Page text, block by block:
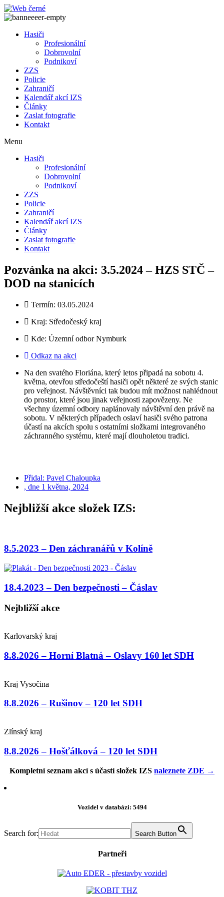
Přejít
k
Hasiči
Profesionální
Dobrovolní
Podnikoví
ZZS
Policie
Zahraničí
Kalendář akcí IZS
Články
Zaslat fotografie
Kontakt
Menu
Hasiči
Profesionální
Dobrovolní
Podnikoví
ZZS
Policie
Zahraničí
Kalendář akcí IZS
Články
Zaslat fotografie
Kontakt
Pozvánka na akci: 3.5.2024 – HZS STČ –
DOD na stanicích
Termín: 03.05.2024
Kraj: Středočeský kraj
Kde: Územní odbor Nymburk
Odkaz na akci
Na den svatého Floriána, který letos připadá na sobotu 4.
května, otevřou středočeští hasiči opět některé ze svých stanic
pro veřejnost. Návštěvníci tak budou mít možnost nahlédnout
do prostor, které jsou jinak veřejnosti zapovězeny. Ne
všechny územní odbory naplánovaly návštěvní den právě na
sobotu. V některých případech oslaví hasiči svého patrona
účastí na akcích spolu s ostatními složkami integrovaného
záchranného systému, které mají dlouholetou tradici.
Přidal: Pavel Chaloupka
, dne 1 května, 2024
Nejbližší akce složek IZS:
8.5.2023 – Den záchranářů v Kolíně
18.4.2023 – Den bezpečnosti – Čáslav
Nejbližší akce
Karlovarský kraj
8.8.2026 – Horní Blatná – Oslavy 160 let SDH
Kraj Vysočina
8.8.2026 – Rušinov – 120 let SDH
Zlínský kraj
8.8.2026 – Hošťálková – 120 let SDH
Kompletní seznam akcí s účastí složek IZS naleznete ZDE →
Vozidel v databázi: 5494
Search for: Search Button
Partneři